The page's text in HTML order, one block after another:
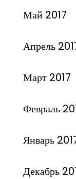
Май 2017
Апрель
Март 2017
Февраль
Январь
Декабрь